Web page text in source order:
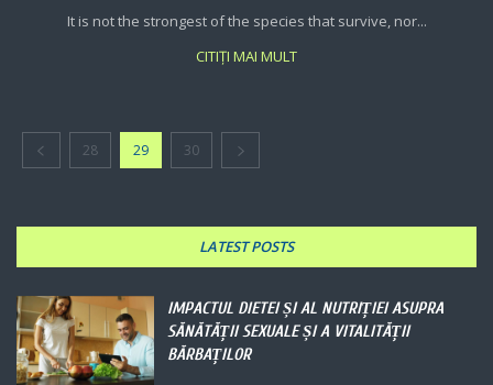
It is not the strongest of the species that survive, nor...
CITIȚI MAI MULT
28 29 30
LATEST POSTS
IMPACTUL DIETEI ȘI AL NUTRIȚIEI ASUPRA
SĂNĂTĂȚII SEXUALE ȘI A VITALITĂȚII
BĂRBAȚILOR